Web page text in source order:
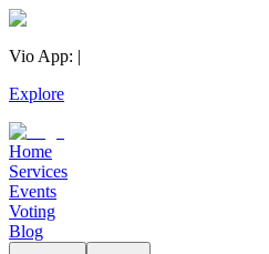
Vio App: |
Explore
Home
Services
Events
Voting
Blog